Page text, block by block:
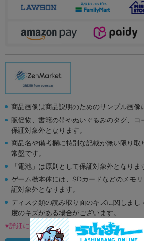
商品画像は商品説明のためのサンプル画像
販促物、書籍の帯やぬいぐるみのタグ、コ
保証対象外となります。
商品名や備考欄に特別な記載が無い限り取
常盤です。
「電池」は原則として保証対象外となりま
ゲーム機本体には、SDカードなどのメモ
証対象外となります。
ディスク類の読み取り面のキズに関しまし
度のキズがある場合がございます。
※詳細につきましてはコチラ